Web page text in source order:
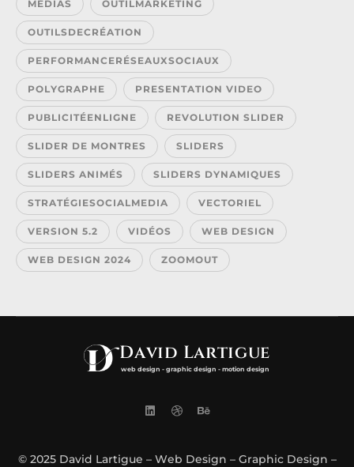
MÉDIAS OUTILMARKETING
OUTILSDECRÉATION
PERFORMANCERÉSEAUXSOCIAUX
POLYGRAPHE PRESENTATION VIDEO
PUBLICITÉENLIGNE REVOLUTION SLIDER
SLIDER DE MONTRES SLIDERS
SLIDERS ANIMÉS SLIDERS DYNAMIQUES
STRATÉGIESOCIALMEDIA VECTORIEL
VERSION 5.2 VIDÉOS WEB DESIGN
WEB DESIGN 2024 ZOOMOUT
David Lartigue
web design - graphic design - motion design
© 2025 David Lartigue – Web Design – Graphic Design –